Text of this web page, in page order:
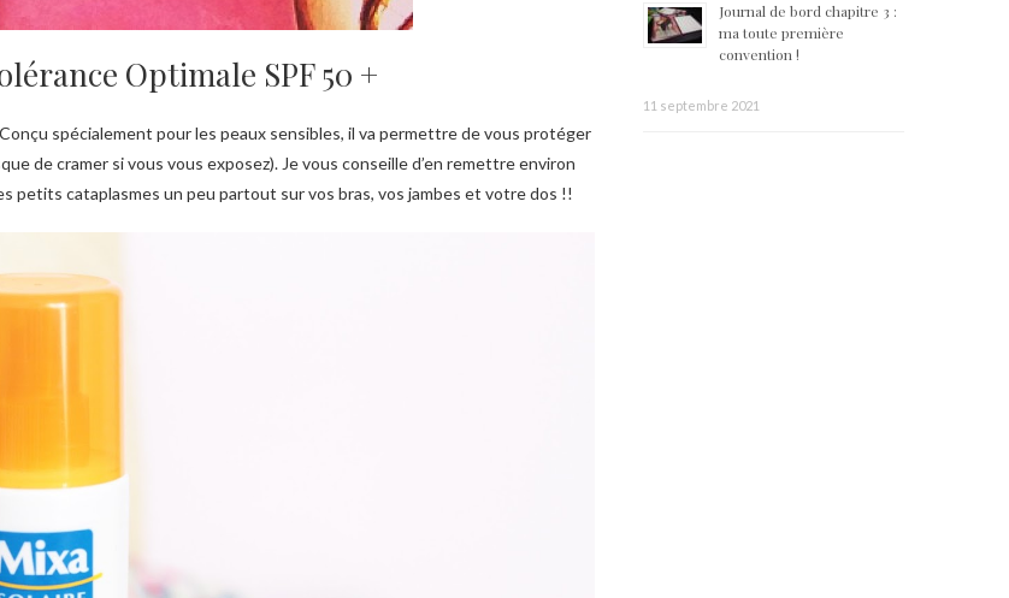
Optimale SPF 50 +
spécialement pour les peaux sensibles, il va permettre de vous protéger
de cramer si vous vous exposez). Je vous conseille d’en remettre environ
cataplasmes un peu partout sur vos bras, vos jambes et votre dos !!
Journal de bord chapitre 3 :
ma toute première
convention !
11 septembre 2021